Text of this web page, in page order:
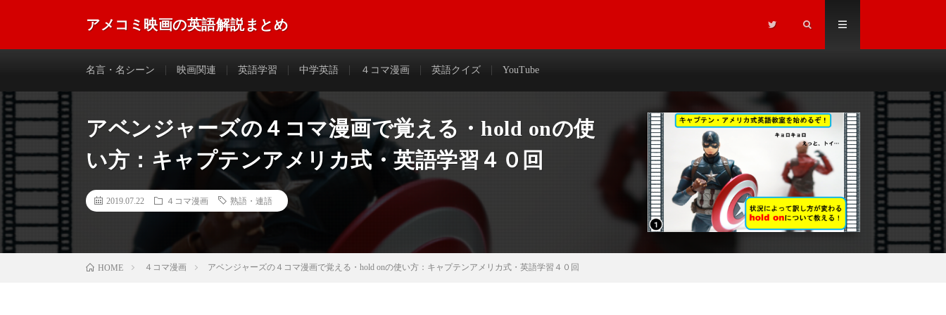
アメコミ映画の英語解説まとめ
名言・名シーン 映画関連 英語学習 中学英語 ４コマ漫画 英語クイズ YouTube
アベンジャーズの４コマ漫画で覚える・hold onの使
い方：キャプテンアメリカ式・英語学習４０回
2019.07.22 ４コマ漫画 熟語・連語
HOME ４コマ漫画 アベンジャーズの４コマ漫画で覚える・hold onの使い方：キャプテンアメリカ式・英語学習４０回